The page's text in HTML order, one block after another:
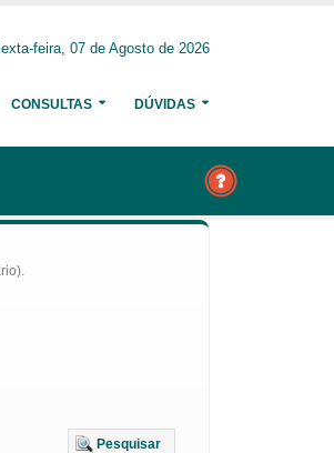
feira, 07 de Agosto de 2026
CONSULTAS DÚVIDAS
Pesquisar